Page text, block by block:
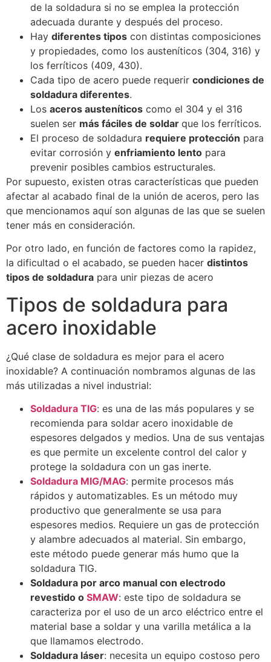
de la soldadura si no se emplea la protección
adecuada durante y después del proceso.
Hay diferentes tipos con distintas composiciones
y propiedades, como los austeníticos (304, 316) y
los ferríticos (409, 430).
Cada tipo de acero puede requerir condiciones de
soldadura diferentes.
Los aceros austeníticos como el 304 y el 316
suelen ser más fáciles de soldar que los ferríticos.
El proceso de soldadura requiere protección para
evitar corrosión y enfriamiento lento para
prevenir posibles cambios estructurales.
Por supuesto, existen otras características que pueden
afectar al acabado final de la unión de aceros, pero las
que mencionamos aquí son algunas de las que se suelen
tener más en consideración.
Por otro lado, en función de factores como la rapidez,
la dificultad o el acabado, se pueden hacer distintos
tipos de soldadura para unir piezas de acero
Tipos de soldadura para
acero inoxidable
¿Qué clase de soldadura es mejor para el acero
inoxidable? A continuación nombramos algunas de las
más utilizadas a nivel industrial:
Soldadura TIG: es una de las más populares y se
recomienda para soldar acero inoxidable de
espesores delgados y medios. Una de sus ventajas
es que permite un excelente control del calor y
protege la soldadura con un gas inerte.
Soldadura MIG/MAG: permite procesos más
rápidos y automatizables. Es un método muy
productivo que generalmente se usa para
espesores medios. Requiere un gas de protección
y alambre adecuados al material. Sin embargo,
este método puede generar más humo que la
soldadura TIG.
Soldadura por arco manual con electrodo
revestido o SMAW: este tipo de soldadura se
caracteriza por el uso de un arco eléctrico entre el
material base a soldar y una varilla metálica a la
que llamamos electrodo.
Soldadura láser: necesita un equipo costoso pero